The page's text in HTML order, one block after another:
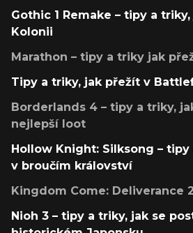
Gothic 1 Remake – tipy a
Kolonii
Marathon – tipy a triky jak
Tipy a triky, jak přežít v
Borderlands 4 – tipy a triky,
nejlepší loot
Hollow Knight: Silksong –
v broučím království
Kingdom Come: Deliverance
Nioh 3 – tipy a triky, jak se